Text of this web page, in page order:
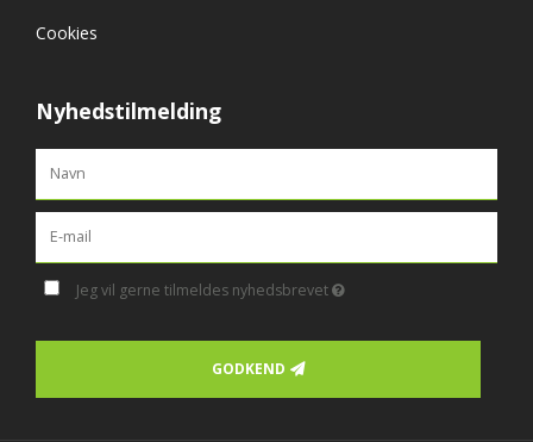
Cookies
Nyhedstilmelding
Jeg vil gerne tilmeldes nyhedsbrevet
GODKEND